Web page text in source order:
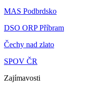
MAS Podbrdsko
DSO ORP Příbram
Čechy nad zlato
SPOV ČR
Zajímavosti